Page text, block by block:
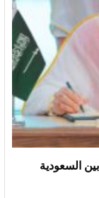
السعودية